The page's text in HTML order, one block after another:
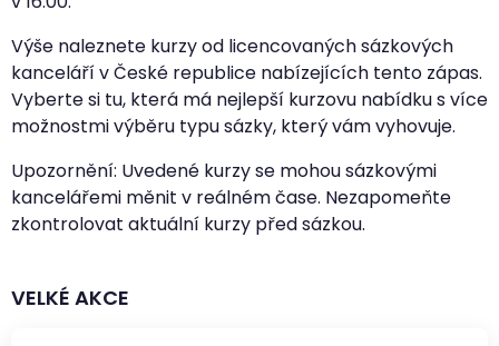
Výše naleznete kurzy od licencovaných sázkových
kanceláří v České republice nabízejících tento zápas.
Vyberte si tu, která má nejlepší kurzovu nabídku s více
možnostmi výběru typu sázky, který vám vyhovuje.
Upozornění: Uvedené kurzy se mohou sázkovými
kancelářemi měnit v reálném čase. Nezapomeňte
zkontrolovat aktuální kurzy před sázkou.
VELKÉ AKCE